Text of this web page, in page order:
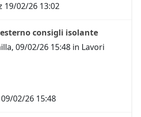
19/02/26 13:02
consigli isolante
, 09/02/26 15:48 in Lavori
09/02/26 15:48